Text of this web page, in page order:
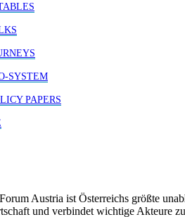
SYSTEM
PAPERS
Austria ist Österreichs größte
und verbindet wichtige Akteure